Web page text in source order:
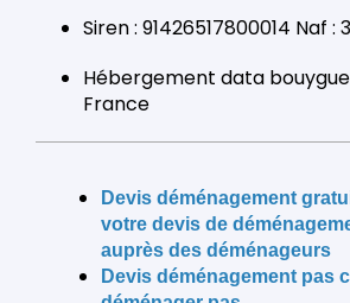
Siren : 91426517800014 Naf :
Hébergement data
France
Devis déménagement
votre devis de
auprès des déménageurs
Devis déménagement pas